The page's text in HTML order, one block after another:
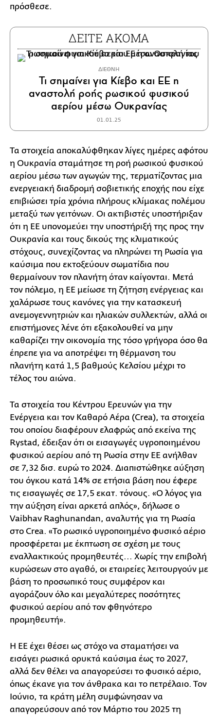
πρόσθεσε.
ΔΕΙΤΕ ΑΚΟΜΑ
ΔΙΕΘΝΗ
Τι σημαίνει για Κίεβο και ΕΕ η
αναστολή ροής ρωσικού φυσικού
αερίου μέσω Ουκρανίας
01.01.25
Τα στοιχεία αποκαλύφθηκαν λίγες ημέρες αφότου
η Ουκρανία σταμάτησε τη ροή ρωσικού φυσικού
αερίου μέσω των αγωγών της, τερματίζοντας μια
ενεργειακή διαδρομή σοβιετικής εποχής που είχε
επιβιώσει τρία χρόνια πλήρους κλίμακας πολέμου
μεταξύ των γειτόνων. Οι ακτιβιστές υποστήριξαν
ότι η ΕΕ υπονομεύει την υποστήριξή της προς την
Ουκρανία και τους δικούς της κλιματικούς
στόχους, συνεχίζοντας να πληρώνει τη Ρωσία για
καύσιμα που εκτοξεύουν σωματίδια που
θερμαίνουν τον πλανήτη όταν καίγονται. Μετά
τον πόλεμο, η ΕΕ μείωσε τη ζήτηση ενέργειας και
χαλάρωσε τους κανόνες για την κατασκευή
ανεμογεννητριών και ηλιακών συλλεκτών, αλλά οι
επιστήμονες λένε ότι εξακολουθεί να μην
καθαρίζει την οικονομία της τόσο γρήγορα όσο θα
έπρεπε για να αποτρέψει τη θέρμανση του
πλανήτη κατά 1,5 βαθμούς Κελσίου μέχρι το
τέλος του αιώνα.
Τα στοιχεία του Κέντρου Ερευνών για την
Ενέργεια και τον Καθαρό Αέρα (Crea), τα στοιχεία
του οποίου διαφέρουν ελαφρώς από εκείνα της
Rystad, έδειξαν ότι οι εισαγωγές υγροποιημένου
φυσικού αερίου από τη Ρωσία στην ΕΕ ανήλθαν
σε 7,32 δισ. ευρώ το 2024. Διαπιστώθηκε αύξηση
του όγκου κατά 14% σε ετήσια βάση που έφερε
τις εισαγωγές σε 17,5 εκατ. τόνους. «Ο λόγος για
την αύξηση είναι αρκετά απλός», δήλωσε ο
Vaibhav Raghunandan, αναλυτής για τη Ρωσία
στο Crea. «Το ρωσικό υγροποιημένο φυσικό αέριο
προσφέρεται με έκπτωση σε σχέση με τους
εναλλακτικούς προμηθευτές... Χωρίς την επιβολή
κυρώσεων στο αγαθό, οι εταιρείες λειτουργούν με
βάση το προσωπικό τους συμφέρον και
αγοράζουν όλο και μεγαλύτερες ποσότητες
φυσικού αερίου από τον φθηνότερο
προμηθευτή».
Η ΕΕ έχει θέσει ως στόχο να σταματήσει να
εισάγει ρωσικά ορυκτά καύσιμα έως το 2027,
αλλά δεν θέλει να απαγορεύσει το φυσικό αέριο,
όπως έκανε για τον άνθρακα και το πετρέλαιο. Τον
Ιούνιο, τα κράτη μέλη συμφώνησαν να
απαγορεύσουν από τον Μάρτιο του 2025 τη